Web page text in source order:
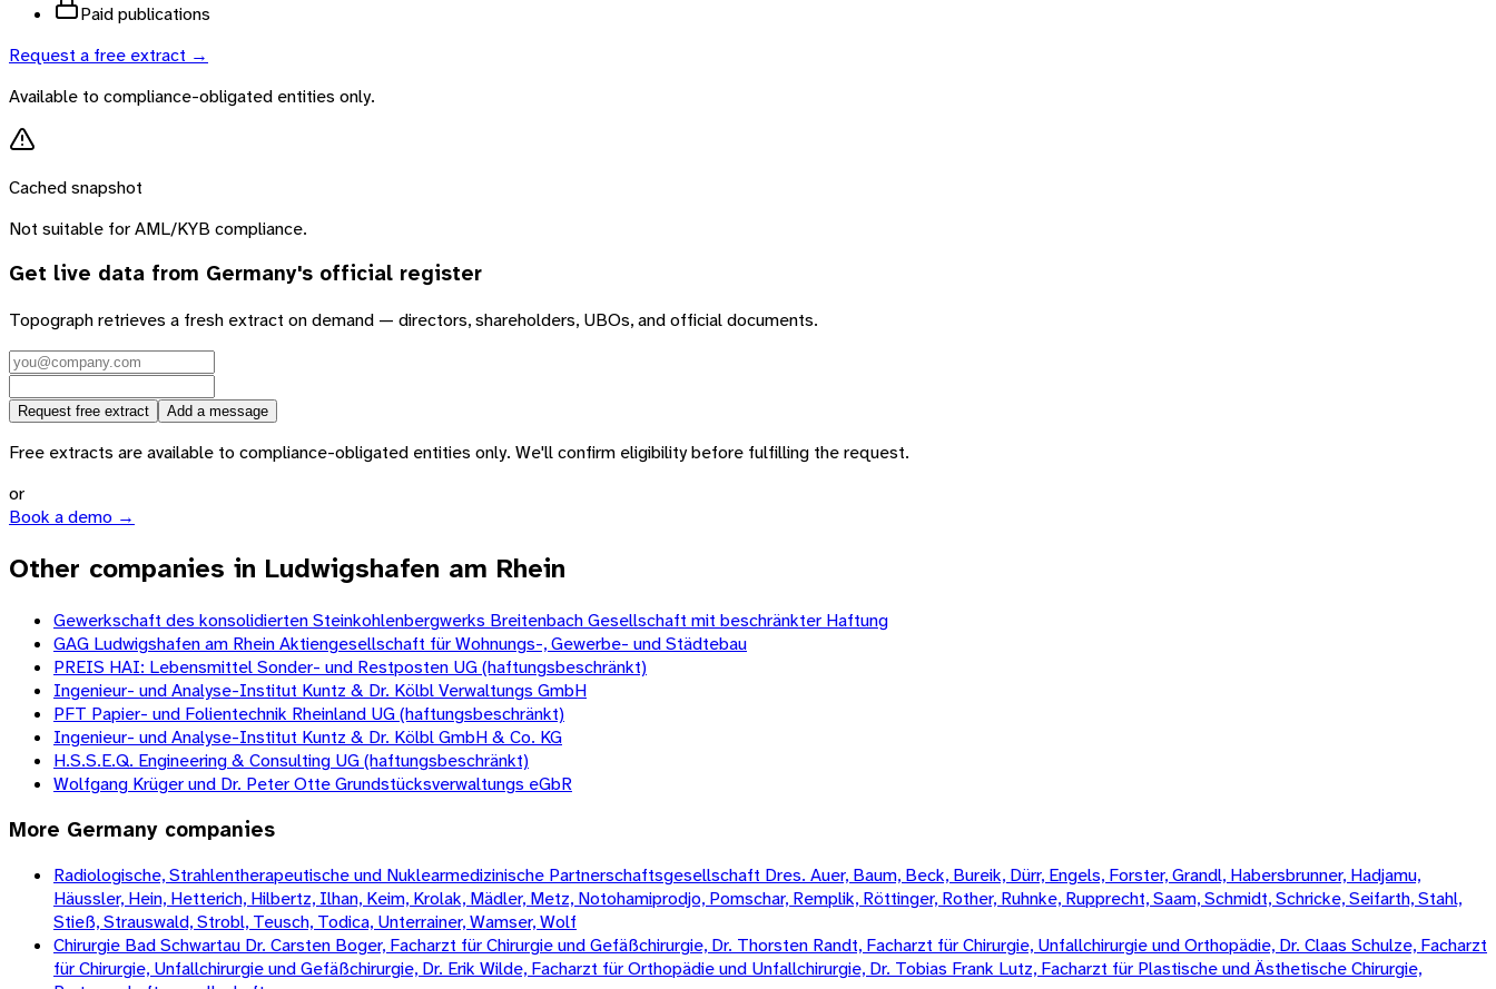
Paid publications
Request a free extract →
Available to compliance-obligated entities only.
Cached snapshot
Not suitable for AML/KYB compliance.
Get live data from Germany's official register
Topograph retrieves a fresh extract on demand — directors, shareholders, UBOs, and official documents.
Request free extract Add a message
Free extracts are available to compliance-obligated entities only. We'll confirm eligibility before fulfilling the request.
or
Book a demo →
Other companies in Ludwigshafen am Rhein
Gewerkschaft des konsolidierten Steinkohlenbergwerks Breitenbach Gesellschaft mit beschränkter Haftung
GAG Ludwigshafen am Rhein Aktiengesellschaft für Wohnungs-, Gewerbe- und Städtebau
PREIS HAI: Lebensmittel Sonder- und Restposten UG (haftungsbeschränkt)
Ingenieur- und Analyse-Institut Kuntz & Dr. Kölbl Verwaltungs GmbH
PFT Papier- und Folientechnik Rheinland UG (haftungsbeschränkt)
Ingenieur- und Analyse-Institut Kuntz & Dr. Kölbl GmbH & Co. KG
H.S.S.E.Q. Engineering & Consulting UG (haftungsbeschränkt)
Wolfgang Krüger und Dr. Peter Otte Grundstücksverwaltungs eGbR
More Germany companies
Radiologische, Strahlentherapeutische und Nuklearmedizinische Partnerschaftsgesellschaft Dres. Auer, Baum, Beck, Bureik, Dürr, Engels, Forster, Grandl, Habersbrunner, Hadjamu,
Häussler, Hein, Hetterich, Hilbertz, Ilhan, Keim, Krolak, Mädler, Metz, Notohamiprodjo, Pomschar, Remplik, Röttinger, Rother, Ruhnke, Rupprecht, Saam, Schmidt, Schricke, Seifarth, Stahl,
Stieß, Strauswald, Strobl, Teusch, Todica, Unterrainer, Wamser, Wolf
Chirurgie Bad Schwartau Dr. Carsten Boger, Facharzt für Chirurgie und Gefäßchirurgie, Dr. Thorsten Randt, Facharzt für Chirurgie, Unfallchirurgie und Orthopädie, Dr. Claas Schulze, Facharzt
für Chirurgie, Unfallchirurgie und Gefäßchirurgie, Dr. Erik Wilde, Facharzt für Orthopädie und Unfallchirurgie, Dr. Tobias Frank Lutz, Facharzt für Plastische und Ästhetische Chirurgie,